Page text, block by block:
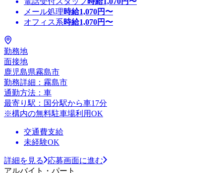
メール処理時給1,070円〜
オフィス系時給1,070円〜
勤務地
面接地
鹿児島県霧島市
勤務詳細：霧島市
通勤方法：車
最寄り駅：国分駅から車17分
※構内の無料駐車場利用OK
交通費支給
未経験OK
詳細を見る
応募画面に進む
アルバイト・パート